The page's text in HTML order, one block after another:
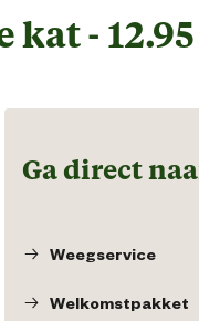
- 12.95
Ga direct
Weegservice
Welkomstpakket